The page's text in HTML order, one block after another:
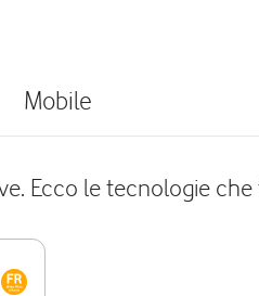
Mobile
Ecco le tecnologie